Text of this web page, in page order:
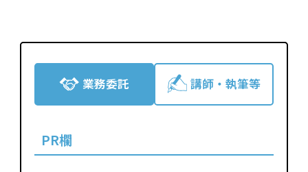
業務委託 講師・執筆等
PR欄